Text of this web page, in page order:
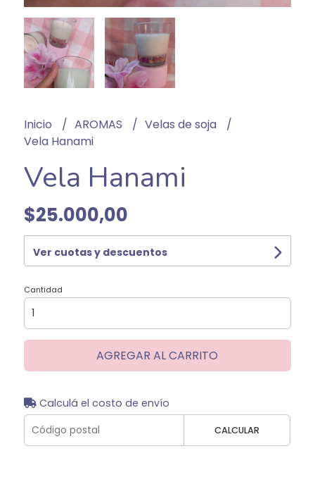
Inicio AROMAS
Velas de soja
Vela Hanami
Vela Hanami
$25.000,00
Ver cuotas y descuentos
Cantidad
AGREGAR AL CARRITO
Calculá el costo de envío
CALCULAR